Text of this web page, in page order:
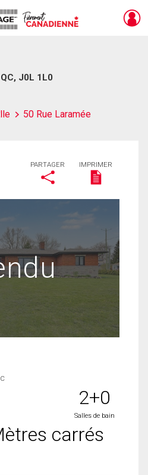
J0L 1L0
50 Rue Laramée
PARTAGER IMPRIMER
2+0
Salles de bain
carrés